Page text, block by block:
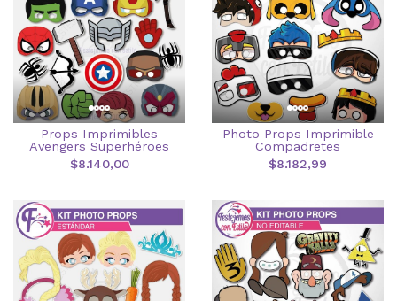
Props Imprimibles
Avengers Superhéroes
$8.140,00
Photo Props Imprimible
Compadretes
$8.182,99